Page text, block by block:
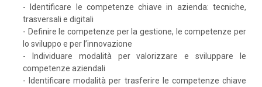
- Identificare le competenze chiave in azienda: tecniche,
trasversali e digitali
- Definire le competenze per la gestione, le competenze per
lo sviluppo e per l’innovazione
- Individuare modalità per valorizzare e sviluppare le
competenze aziendali
- Identificare modalità per trasferire le competenze chiave